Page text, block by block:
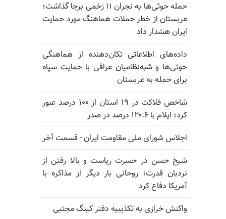
حمله حوثی‌ها به نجران ۱۱ زخمی برجا گذاشت؛
عربستان از خطر حملات هماهنگ مورد حمایت
ایران هشدار داد
داده‌های اطلاعاتی تکان‌دهنده از هماهنگی
حوثی‌ها و شبه‌نظامیان عراقی با حمایت سپاه
برای حمله به عربستان
شاخص فلاکت در ۱۹ استان از ۱۰۰ درصد عبور
کرد؛ ایلام با ۱۲۰.۶ درصد در صدر
اجلاس شورای ملی مقاومت ایران - قسمت آخر
شیخ حسن در حسرت ریاست و بالا رفتن از
نردبان قدرت؛ روحانی بار دیگر از مذاکره با
آمریکا دفاع کرد
واکنش خرازی به تکذیبیه دفتر کینگ مجتبی